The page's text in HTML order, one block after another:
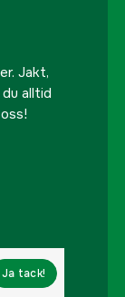
Jakt,
alltid
Ja tack!